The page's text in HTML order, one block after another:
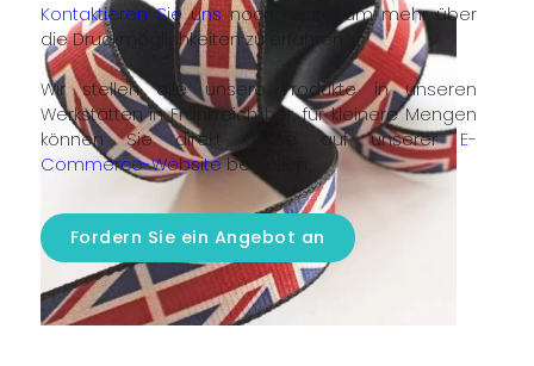
Kontaktieren Sie unsnoch heute, um mehr über
die Druckmöglichkeiten zu erfahren.
Wir stellen alle unsere Produkte in unseren
Werkstätten in Frankreich her, für kleinere Mengen
können Sie direkt online auf unserer E-
Commerce-Websitebestellen.
Fordern Sie ein Angebot an